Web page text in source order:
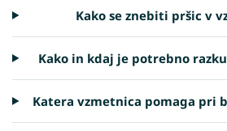
Kako se znebiti pršic v
Kako in kdaj je potrebno
Katera vzmetnica pomaga pri